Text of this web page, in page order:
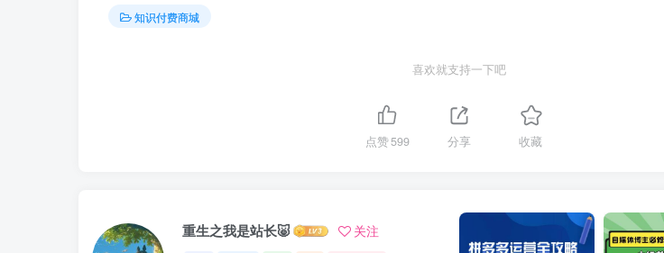
知识付费商城
喜欢就支持一下吧
点赞599 分享 收藏
重生之我是站长🐷 关注